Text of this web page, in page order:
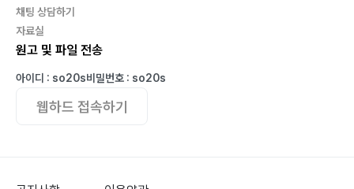
채팅 상담하기
자료실
원고 및 파일 전송
아이디 : so20s비밀번호 : so20s
웹하드 접속하기